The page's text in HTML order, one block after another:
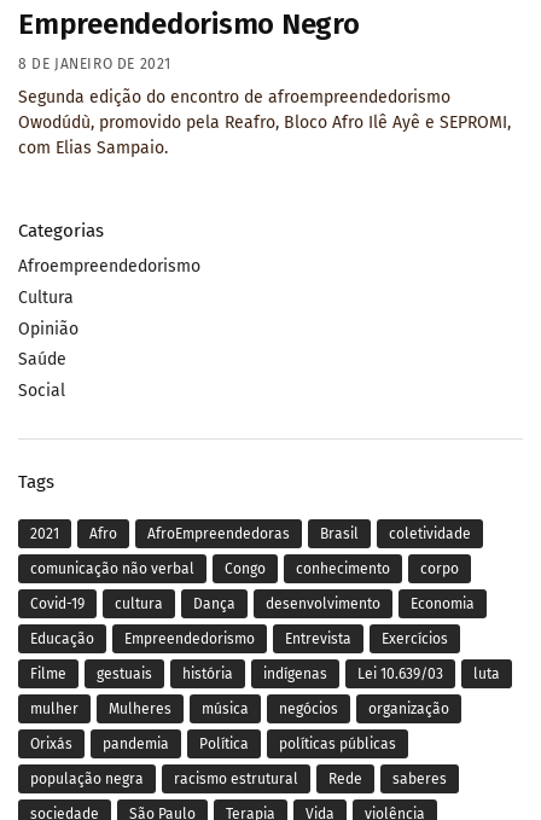
Empreendedorismo Negro
8 DE JANEIRO DE 2021
Segunda edição do encontro de afroempreendedorismo
Owodúdù, promovido pela Reafro, Bloco Afro Ilê Ayê e SEPROMI,
com Elias Sampaio.
Categorias
Afroempreendedorismo
Cultura
Opinião
Saúde
Social
Tags
2021 Afro AfroEmpreendedoras Brasil coletividade
comunicação não verbal Congo conhecimento corpo
Covid-19 cultura Dança desenvolvimento Economia
Educação Empreendedorismo Entrevista Exercícios
Filme gestuais história indígenas Lei 10.639/03 luta
mulher Mulheres música negócios organização
Orixás pandemia Política políticas públicas
população negra racismo estrutural Rede saberes
sociedade São Paulo Terapia Vida violência